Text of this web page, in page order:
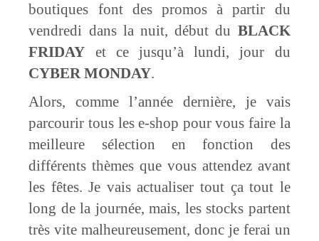
boutiques font des promos à partir du
vendredi dans la nuit, début du BLACK
FRIDAY et ce jusqu’à lundi, jour du
CYBER MONDAY.
Alors, comme l’année dernière, je vais
parcourir tous les e-shop pour vous faire la
meilleure sélection en fonction des
différents thèmes que vous attendez avant
les fêtes. Je vais actualiser tout ça tout le
long de la journée, mais, les stocks partent
très vite malheureusement, donc je ferai un